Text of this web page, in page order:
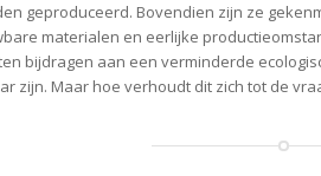
geproduceerd. Bovendien zijn ze
materialen en eerlijke
bijdragen aan een verminderde
zijn. Maar hoe verhoudt dit zich tot de